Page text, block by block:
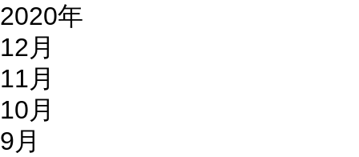
2020年
12月
11月
10月
9月